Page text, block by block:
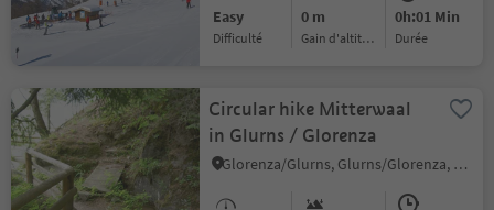
Easy
Difficulté
0 m
Gain d'altitude
0h:01 Min
durée
Circular hike Mitterwaal
in Glurns / Glorenza
Glorenza/Glurns, Glurns/Glorenza, Vinschgau/Val Venosta